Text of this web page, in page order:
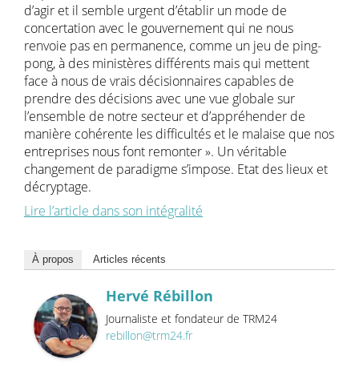
d’agir et il semble urgent d’établir un mode de
concertation avec le gouvernement qui ne nous
renvoie pas en permanence, comme un jeu de ping-
pong, à des ministères différents mais qui mettent
face à nous de vrais décisionnaires capables de
prendre des décisions avec une vue globale sur
l’ensemble de notre secteur et d’appréhender de
manière cohérente les difficultés et le malaise que nos
entreprises nous font remonter ». Un véritable
changement de paradigme s’impose. Etat des lieux et
décryptage.
Lire l’article dans son intégralité
À propos Articles récents
Hervé Rébillon
Journaliste et fondateur de TRM24
rebillon@trm24.fr